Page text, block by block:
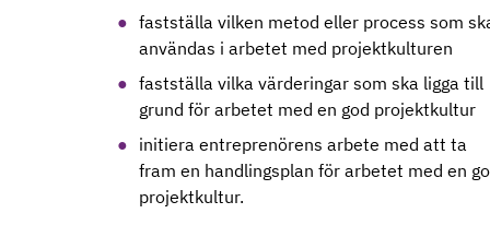
fastställa vilken metod eller process som
användas i arbetet med projektkulturen
fastställa vilka värderingar som ska ligga till
grund för arbetet med en god projektkultur
initiera entreprenörens arbete med att ta
fram en handlingsplan för arbetet med en
projektkultur.